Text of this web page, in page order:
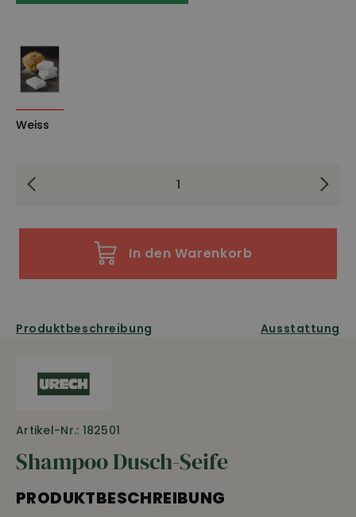
Weiss
In den Warenkorb
Produktbeschreibung Ausstattung
Artikel-Nr.: 182501
Shampoo Dusch-Seife
PRODUKTBESCHREIBUNG